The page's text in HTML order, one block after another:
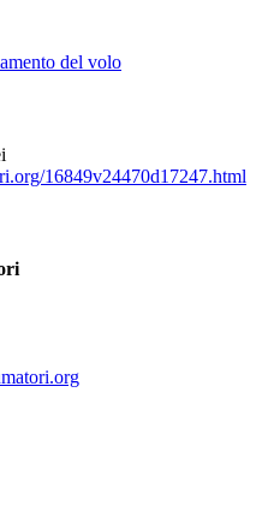
del volo
16849v24470d17247.html